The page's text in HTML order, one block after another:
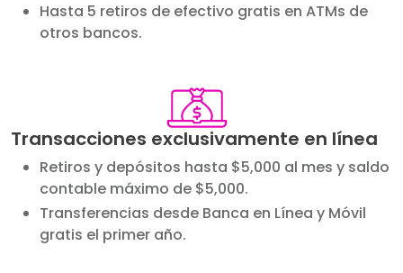
Hasta 5 retiros de efectivo gratis en ATMs de
otros bancos.
Image
Transacciones exclusivamente en línea
Retiros y depósitos hasta $5,000 al mes y saldo
contable máximo de $5,000.
Transferencias desde Banca en Línea y Móvil
gratis el primer año.